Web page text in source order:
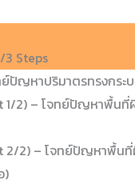
Steps
ย์ปัญหาปริมาตรทรงกระ
1/2) – โจทย์ปัญหาพื้นที่
2/2) – โจทย์ปัญหาพื้นที่
)